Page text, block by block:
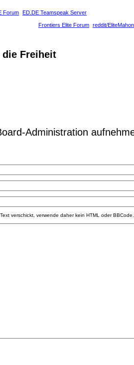
Forum ED.DE Teamspeak Server
reddit/EliteMahon
Frontiers Elite Forum
die Freiheit
Administration
verschickt, verwende daher kein HTML oder